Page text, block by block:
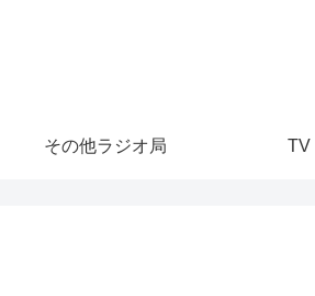
その他ラジオ局 TV